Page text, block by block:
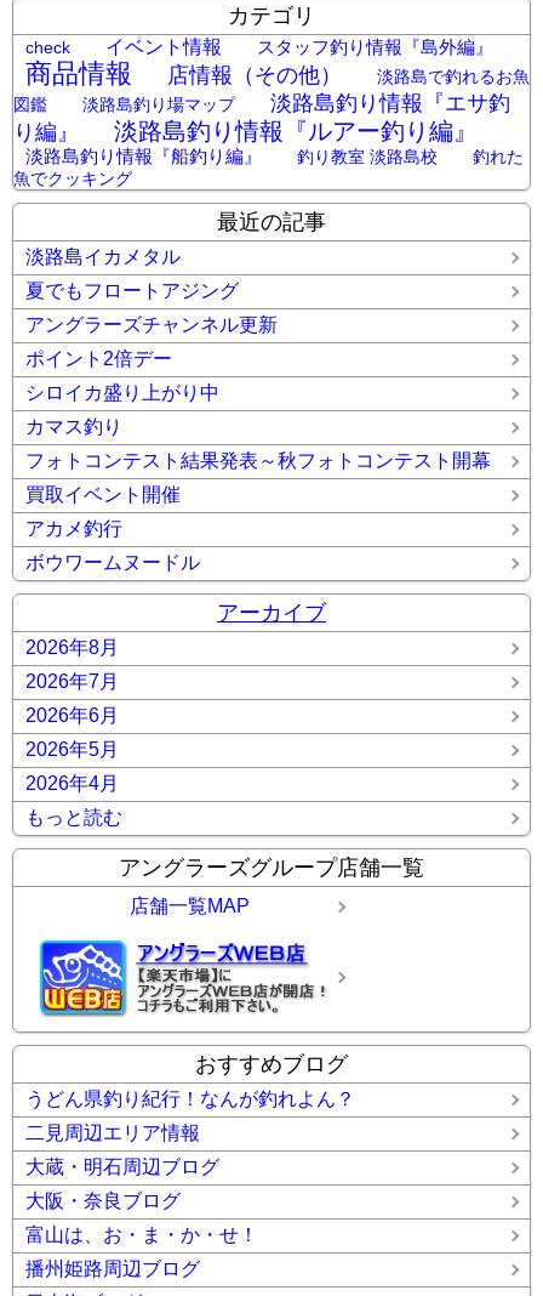
カテゴリ
check イベント情報 スタッフ釣り情報『島外編』
商品情報 店情報（その他）
淡路島で釣れるお魚
図鑑
淡路島釣り場マップ
淡路島釣り情報『エサ釣
り編』
淡路島釣り情報『ルアー釣り編』
淡路島釣り情報『船釣り編』 釣り教室 淡路島校
釣れた
魚でクッキング
最近の記事
淡路島イカメタル
夏でもフロートアジング
アングラーズチャンネル更新
ポイント2倍デー
シロイカ盛り上がり中
カマス釣り
フォトコンテスト結果発表～秋フォトコンテスト開幕
買取イベント開催
アカメ釣行
ボウワームヌードル
アーカイブ
2026年8月
2026年7月
2026年6月
2026年5月
2026年4月
もっと読む
アングラーズグループ店舗一覧
店舗一覧MAP
おすすめブログ
うどん県釣り紀行！なんが釣れよん？
二見周辺エリア情報
大蔵・明石周辺ブログ
大阪・奈良ブログ
富山は、お・ま・か・せ！
播州姫路周辺ブログ